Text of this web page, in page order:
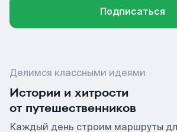
Подписаться
Делимся классными идеями
Истории и хитрости
от путешественников
Каждый день строим маршруты